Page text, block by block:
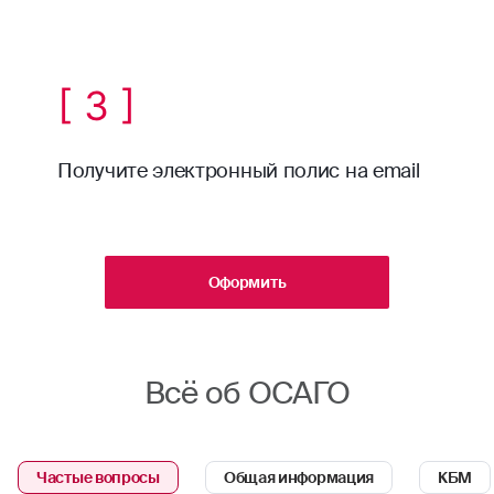
[ 3 ]
Получите электронный полис на email
Оформить
Всё об ОСАГО
Частые вопросы Общая информация КБМ